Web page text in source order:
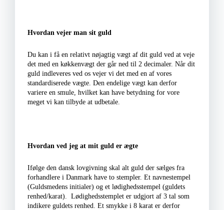
Hvordan vejer man sit guld
Du kan i få en relativt nøjagtig vægt af dit guld ved at veje
det med en køkkenvægt der går ned til 2 decimaler. Når dit
guld indleveres ved os vejer vi det med en af vores
standardiserede vægte. Den endelige vægt kan derfor
variere en smule, hvilket kan have betydning for vore
meget vi kan tilbyde at udbetale.
Hvordan ved jeg at mit guld er ægte
Ifølge den dansk lovgivning skal alt guld der sælges fra
forhandlere i Danmark have to stempler. Et navnestempel
(Guldsmedens initialer) og et lødighedsstempel (guldets
renhed/karat). Lødighedsstemplet er udgjort af 3 tal som
indikere guldets renhed. Et smykke i 8 karat er derfor